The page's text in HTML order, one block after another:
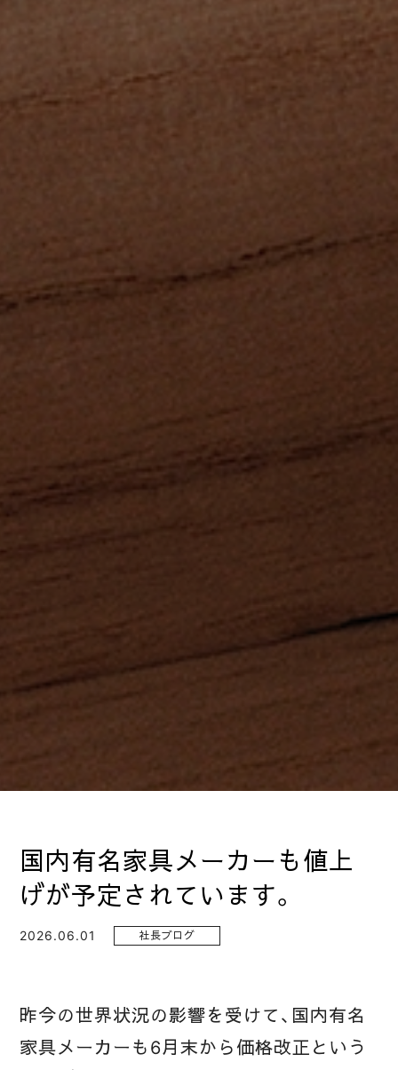
国内有名家具メーカーも値上
げが予定されています。
2026.06.01 社長ブログ
昨今の世界状況の影響を受けて、国内有名
家具メーカーも6月末から価格改正という